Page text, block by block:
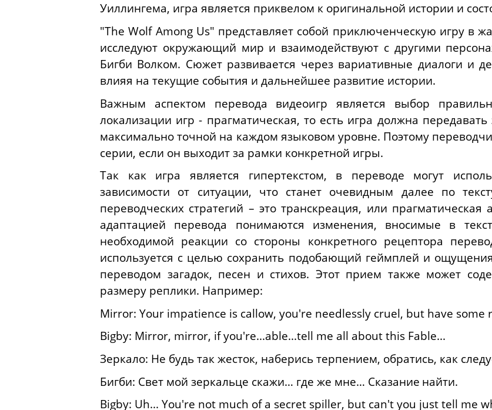
Уиллингема, игра является приквелом к оригинальной истории и
"The Wolf Among Us" представляет собой приключенческую игру в
исследуют окружающий мир и взаимодействуют с другими
Бигби Волком. Сюжет развивается через вариативные диалоги и
влияя на текущие события и дальнейшее развитие истории.
Важным аспектом перевода видеоигр является выбор
локализации игр - прагматическая, то есть игра должна
максимально точной на каждом языковом уровне. Поэтому
серии, если он выходит за рамки конкретной игры.
Так как игра является гипертекстом, в переводе могут
зависимости от ситуации, что станет очевидным далее по
переводческих стратегий – это транскреация, или прагматическая
адаптацией перевода понимаются изменения, вносимые в
необходимой реакции со стороны конкретного рецептора
используется с целью сохранить подобающий геймплей и
переводом загадок, песен и стихов. Этот прием также может
размеру реплики. Например:
Mirror: Your impatience is callow, you're needlessly cruel, but have
Bigby: Mirror, mirror, if you're...able...tell me all about this Fable...
Зеркало: Не будь так жесток, наберись терпением, обратись, как
Бигби: Свет мой зеркальце скажи… где же мне… Сказание найти.
Bigby: Uh... You're not much of a secret spiller, but can't you just tell me